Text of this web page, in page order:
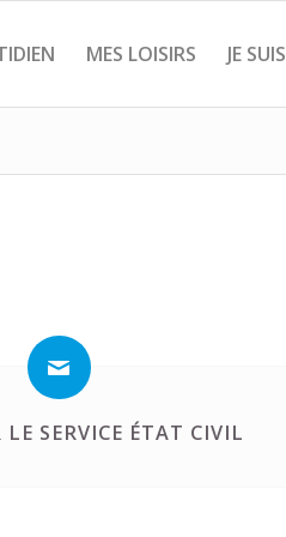
MES LOISIRS JE SUIS
SERVICE ÉTAT CIVIL